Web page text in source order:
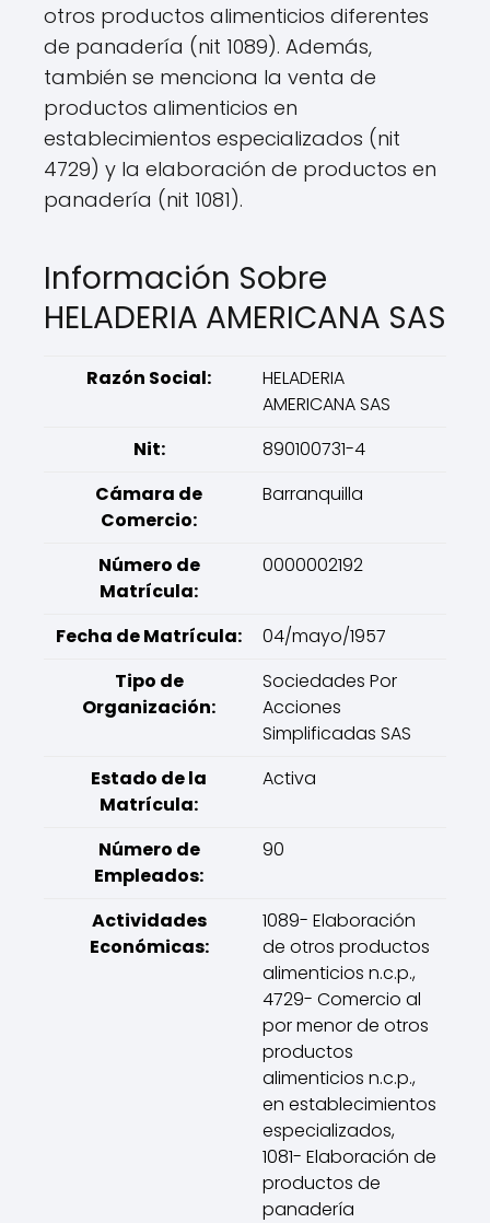
otros productos alimenticios diferentes
de panadería (nit 1089). Además,
también se menciona la venta de
productos alimenticios en
establecimientos especializados (nit
4729) y la elaboración de productos en
panadería (nit 1081).
Información Sobre
HELADERIA AMERICANA SAS
Razón Social:
HELADERIA
AMERICANA SAS
Nit:
890100731-4
Cámara de
Comercio:
Barranquilla
Número de
Matrícula:
0000002192
Fecha de Matrícula:
04/mayo/1957
Tipo de
Organización:
Sociedades Por
Acciones
Simplificadas SAS
Estado de la
Matrícula:
Activa
Número de
Empleados:
90
Actividades
Económicas:
1089- Elaboración
de otros productos
alimenticios n.c.p.,
4729- Comercio al
por menor de otros
productos
alimenticios n.c.p.,
en establecimientos
especializados,
1081- Elaboración de
productos de
panadería